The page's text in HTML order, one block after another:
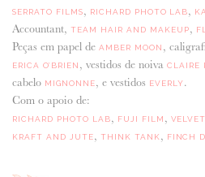
SERRATO FILMS, RICHARD PHOTO LAB,
Accountant,
TEAM HAIR AND MAKEUP,
Peças em papel de AMBER MOON ,
ERICA O’BRIEN , vestidos de noiva CLAIRE
cabelo MIGNONNE, e vestidos EVERLY.
Com o apoio de:
RICHARD PHOTO LAB, FUJI FILM ,
KRAFT AND JUTE, THINK TANK , FINCH